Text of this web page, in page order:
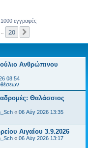
εγγραφές
20
Ανθρώπινου
08:54
Θαλάσσιος
« 06 Αύγ 2026 13:35
Αιγαίου 3.9.2026
« 06 Αύγ 2026 13:17